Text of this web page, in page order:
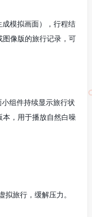
模拟画面），行程结
像版的旅行记录，可
组件持续显示旅行状
，用于播放自然白噪
旅行，缓解压力。